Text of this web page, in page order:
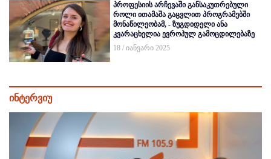
პროფესიის არჩევაში განსაკუთრებული
როლი ითამაშა გაცვლით პროგრამებში
მონაწილეობამ, - ზუგდიდელი ანა
კვარაცხელია ევროპულ გამოცდილებაზე
18 / იანვარი 2025
ინტერვიუ